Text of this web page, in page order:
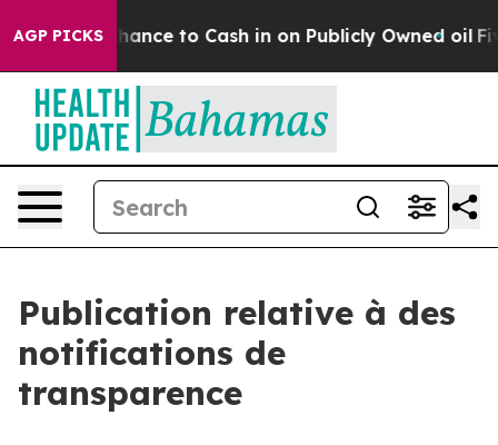
AGP PICKS
Chance to Cash in on Publicly Owned oil Five
Publication relative à des
notifications de
transparence